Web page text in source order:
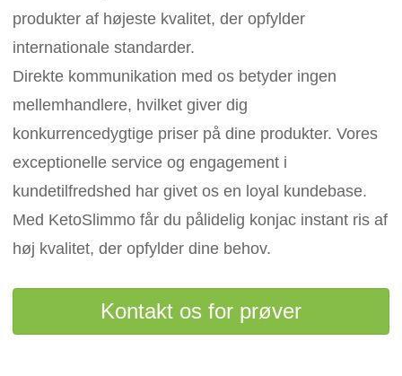
produkter af højeste kvalitet, der opfylder
internationale standarder.
Direkte kommunikation med os betyder ingen
mellemhandlere, hvilket giver dig
konkurrencedygtige priser på dine produkter. Vores
exceptionelle service og engagement i
kundetilfredshed har givet os en loyal kundebase.
Med KetoSlimmo får du pålidelig konjac instant ris af
høj kvalitet, der opfylder dine behov.
Kontakt os for prøver